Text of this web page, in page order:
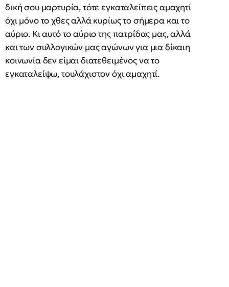
δική σου μαρτυρία, τότε εγκαταλείπεις αμαχητί
όχι μόνο το χθες αλλά κυρίως το σήμερα και το
αύριο. Κι αυτό το αύριο της πατρίδας μας, αλλά
και των συλλογικών μας αγώνων για μια δίκαιη
κοινωνία δεν είμαι διατεθειμένος να το
εγκαταλείψω, τουλάχιστον όχι αμαχητί.